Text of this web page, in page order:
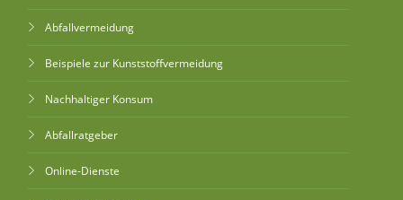
Abfallvermeidung
Beispiele zur Kunststoffvermeidung
Nachhaltiger Konsum
Abfallratgeber
Online-Dienste